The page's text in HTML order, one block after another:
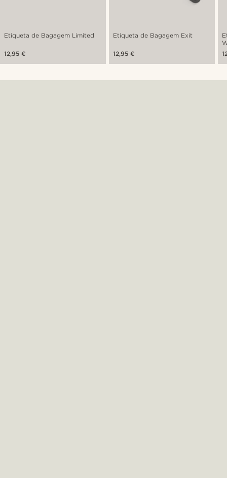
Etiqueta de Bagagem Limited
12,95 €
Etiqueta de Bagagem Exit
12,95 €